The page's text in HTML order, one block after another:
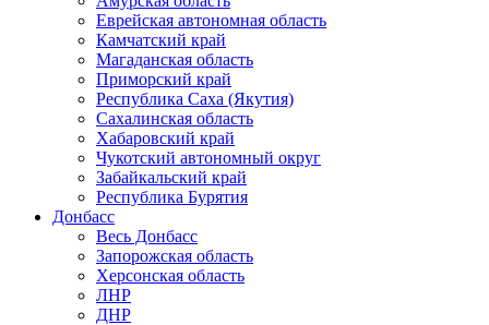
Еврейская автономная область
Камчатский край
Магаданская область
Приморский край
Республика Саха (Якутия)
Сахалинская область
Хабаровский край
Чукотский автономный округ
Забайкальский край
Республика Бурятия
Донбасс
Весь Донбасс
Запорожская область
Херсонская область
ЛНР
ДНР